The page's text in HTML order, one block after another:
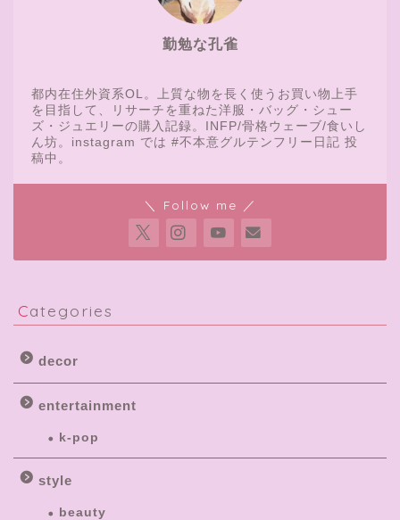
勤勉な孔雀
都内在住外資系OL。上質な物を長く使うお買い物上手
を目指して、リサーチを重ねた洋服・バッグ・シュー
ズ・ジュエリーの購入記録。INFP/骨格ウェーブ/食いし
ん坊。instagram では #不本意グルテンフリー日記 投
稿中。
＼ Follow me ／
Categories
decor
entertainment
k-pop
style
beauty